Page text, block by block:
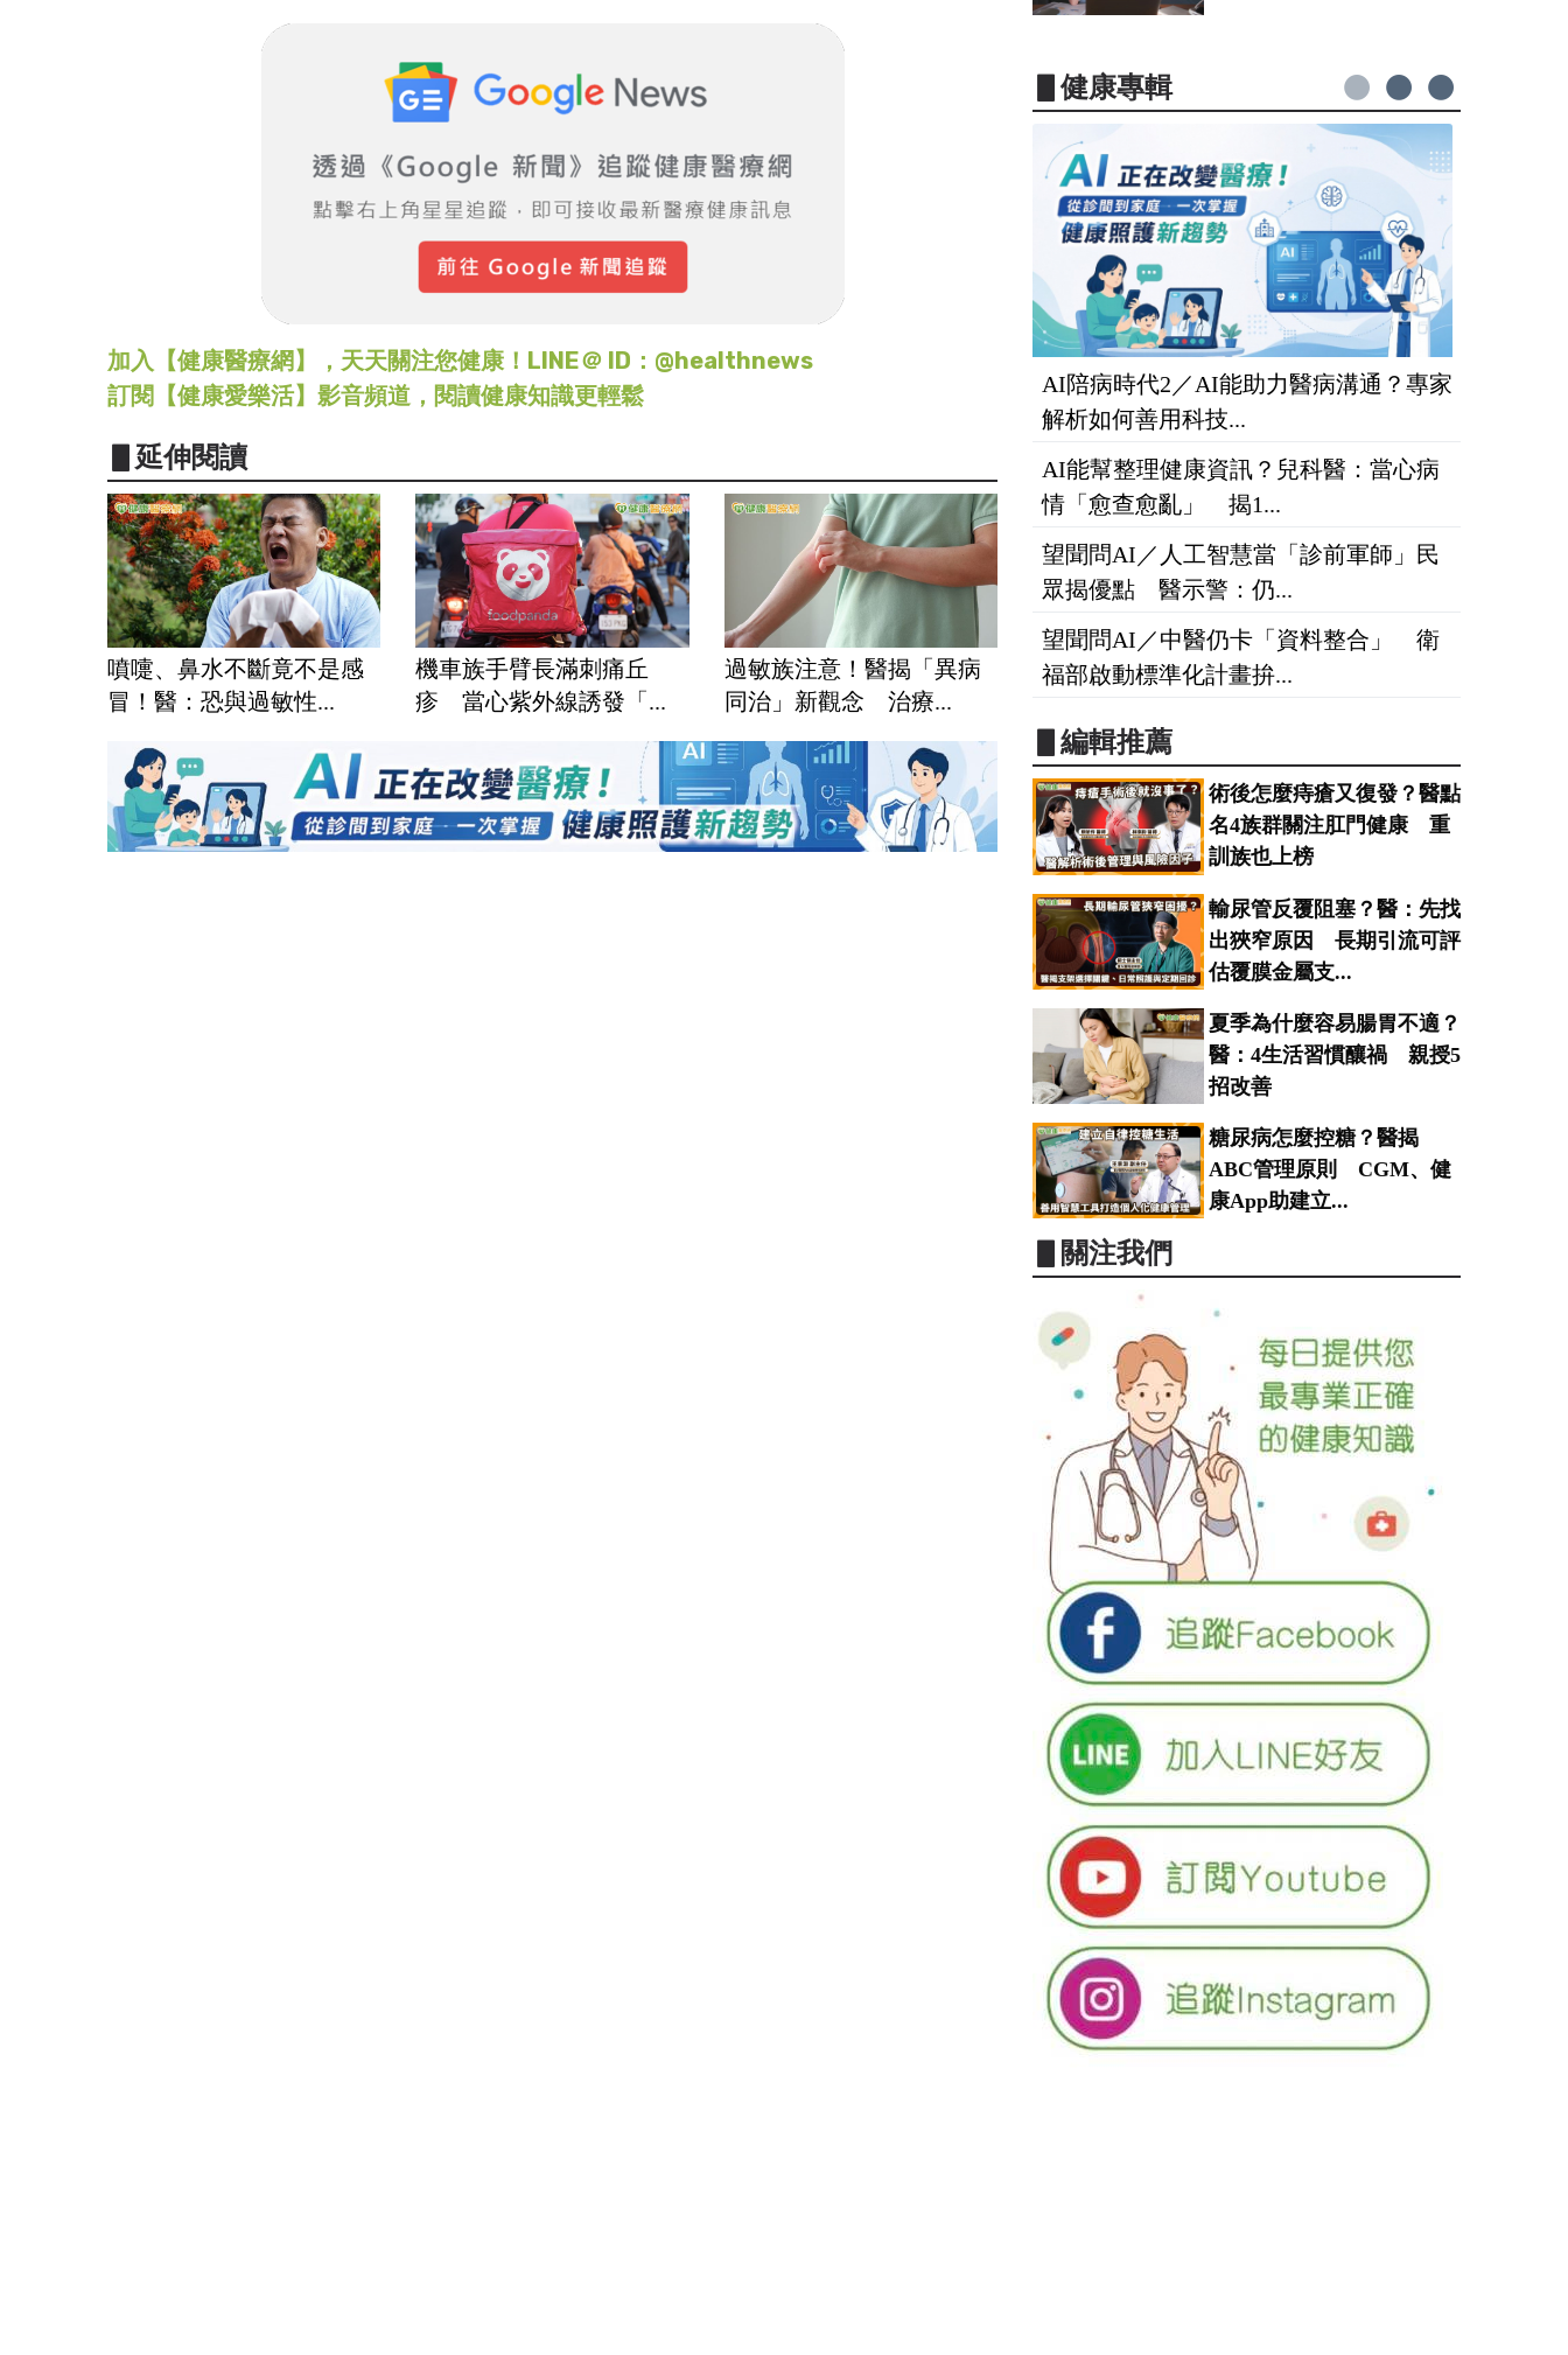
加入【健康醫療網】，天天關注您健康！LINE＠ ID：@healthnews
訂閱【健康愛樂活】影音頻道，閱讀健康知識更輕鬆
▋延伸閱讀
噴嚏、鼻水不斷竟不是感
冒！醫：恐與過敏性...
機車族手臂長滿刺痛丘
疹 當心紫外線誘發「...
過敏族注意！醫揭「異病
同治」新觀念 治療...
▋健康專輯
AI陪病時代2／AI能助力醫病溝通？專家
解析如何善用科技...
AI能幫整理健康資訊？兒科醫：當心病
情「愈查愈亂」 揭1...
望聞問AI／人工智慧當「診前軍師」民
眾揭優點 醫示警：仍...
望聞問AI／中醫仍卡「資料整合」 衛
福部啟動標準化計畫拚...
▋編輯推薦
術後怎麼痔瘡又復發？醫點
名4族群關注肛門健康 重
訓族也上榜
輸尿管反覆阻塞？醫：先找
出狹窄原因 長期引流可評
估覆膜金屬支...
夏季為什麼容易腸胃不適？
醫：4生活習慣釀禍 親授5
招改善
糖尿病怎麼控糖？醫揭
ABC管理原則 CGM、健
康App助建立...
▋關注我們